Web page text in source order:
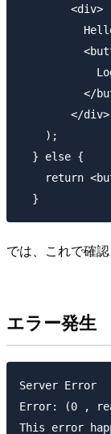
        <div>
</
        </div>
    );
  } else {
return
では、これで確認
エラー発生
Server Error
Error: (0 ,